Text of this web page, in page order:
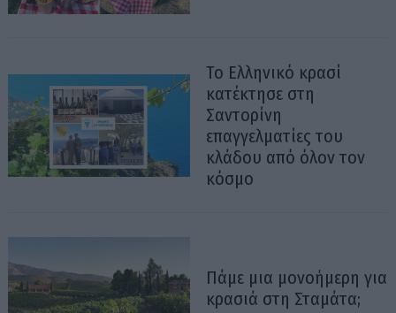
Το Ελληνικό κρασί
κατέκτησε στη
Σαντορίνη
επαγγελματίες του
κλάδου από όλον τον
κόσμο
Πάμε μια μονοήμερη για
κρασιά στη Σταμάτα;